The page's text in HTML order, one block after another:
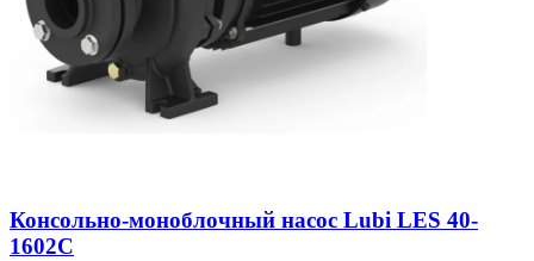
Консольно-моноблочный насос Lubi LES 40-
1602C